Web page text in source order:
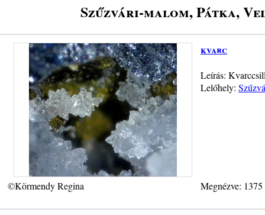
Szűzvári-malom, Pátka,
kvarc
Leírás:
Lelőhely:
©Körmendy Regina Megnézve: